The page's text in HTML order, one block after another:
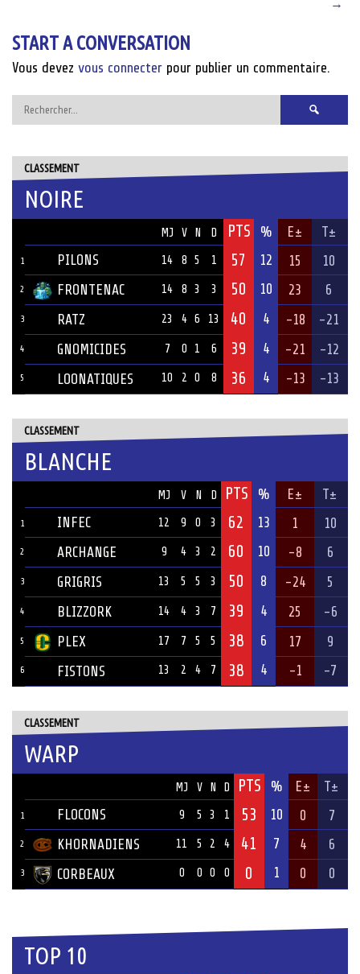
→
START A CONVERSATION
Vous devez vous connecter pour publier un commentaire.
Rechercher :
CLASSEMENT
NOIRE
MJ V N D PTS % E± T±
1 PILONS 14 8 5 1 57 12 15 10
2 FRONTENAC 14 8 3 3 50 10 23 6
3 RATZ 23 4 6 13 40 4 -18 -21
4 GNOMICIDES 7 0 1 6 39 4 -21 -12
5 LOONATIQUES 10 2 0 8 36 4 -13 -13
CLASSEMENT
BLANCHE
MJ V N D PTS % E± T±
1 INFEC 12 9 0 3 62 13 1 10
2 ARCHANGE 9 4 3 2 60 10 -8 6
3 GRIGRIS 13 5 5 3 50 8 -24 5
4 BLIZZORK 14 4 3 7 39 4 25 -6
5 PLEX 17 7 5 5 38 6 17 9
6 FISTONS 13 2 4 7 38 4 -1 -7
CLASSEMENT
WARP
MJ V N D PTS % E± T±
1 FLOCONS 9 5 3 1 53 10 0 7
2 KHORNADIENS 11 5 2 4 41 7 4 6
3 CORBEAUX 0 0 0 0 0 1 0 0
TOP 10